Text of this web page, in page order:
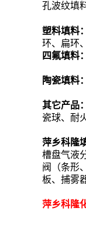
孔波纹填
塑料填料：
环、扁环
四氟填料：
陶瓷填料：
其它产品：
瓷球、耐
萍乡科隆
槽盘气液
阀（条形
板、捕雾
萍乡科隆